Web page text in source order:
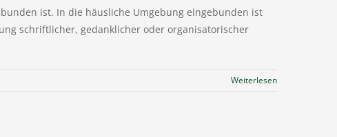
ist. In die häusliche Umgebung eingebunden ist
schriftlicher, gedanklicher oder organisatorischer
Weiterlesen